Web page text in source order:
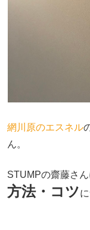
網川原のエスネル
ん。
STUMPの齋藤さ
方法・コツ